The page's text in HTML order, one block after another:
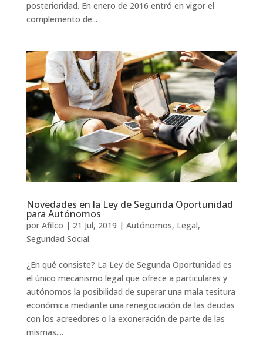
posterioridad. En enero de 2016 entró en vigor el
complemento de...
Novedades en la Ley de Segunda Oportunidad
para Autónomos
por Afilco | 21 Jul, 2019 | Autónomos, Legal,
Seguridad Social
¿En qué consiste? La Ley de Segunda Oportunidad es
el único mecanismo legal que ofrece a particulares y
autónomos la posibilidad de superar una mala tesitura
económica mediante una renegociación de las deudas
con los acreedores o la exoneración de parte de las
mismas....